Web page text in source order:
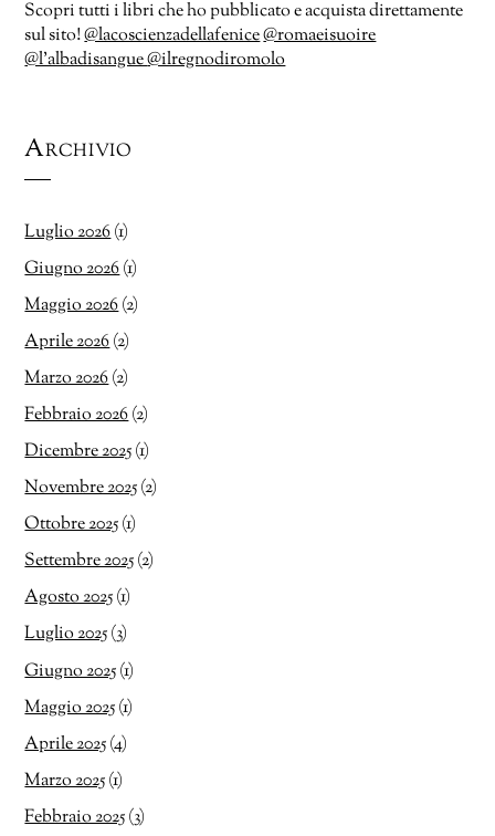
Scopri tutti i libri che ho pubblicato e acquista direttamente
sul sito!@lacoscienzadellafenice@romaeisuoire
@l’albadisangue@ilregnodiromolo
Archivio
Luglio 2026(1)
Giugno 2026(1)
Maggio 2026(2)
Aprile 2026(2)
Marzo 2026(2)
Febbraio 2026(2)
Dicembre 2025(1)
Novembre 2025(2)
Ottobre 2025(1)
Settembre 2025(2)
Agosto 2025(1)
Luglio 2025(3)
Giugno 2025(1)
Maggio 2025(1)
Aprile 2025(4)
Marzo 2025(1)
Febbraio 2025(3)